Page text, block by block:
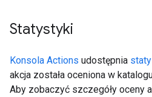
Statystyki
Konsola Actions udostępnia
akcja została oceniona w
Aby zobaczyć szczegóły oceny